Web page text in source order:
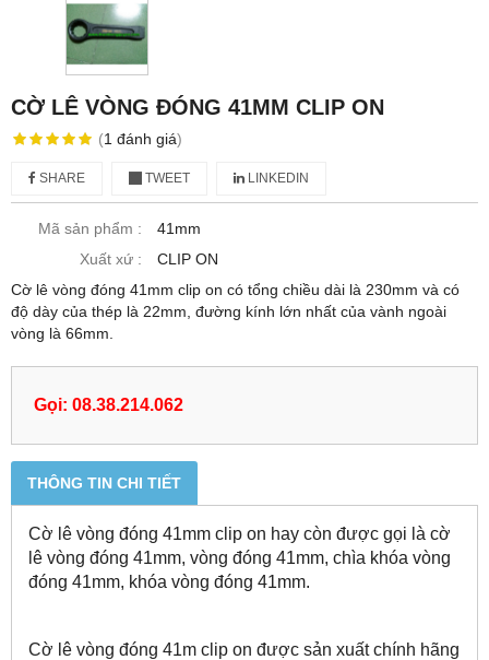
CỜ LÊ VÒNG ĐÓNG 41MM CLIP ON
(1 đánh giá)
SHARE TWEET LINKEDIN
Mã sản phẩm :
41mm
Xuất xứ :
CLIP ON
Cờ lê vòng đóng 41mm clip on có tổng chiều dài là 230mm và có
độ dày của thép là 22mm, đường kính lớn nhất của vành ngoài
vòng là 66mm.
Gọi: 08.38.214.062
THÔNG TIN CHI TIẾT
Cờ lê vòng đóng 41mm clip on hay còn được gọi là cờ
lê vòng đóng 41mm, vòng đóng 41mm, chìa khóa vòng
đóng 41mm, khóa vòng đóng 41mm.
Cờ lê vòng đóng 41m clip on được sản xuất chính hãng